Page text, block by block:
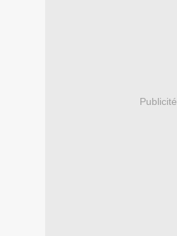
Publicité